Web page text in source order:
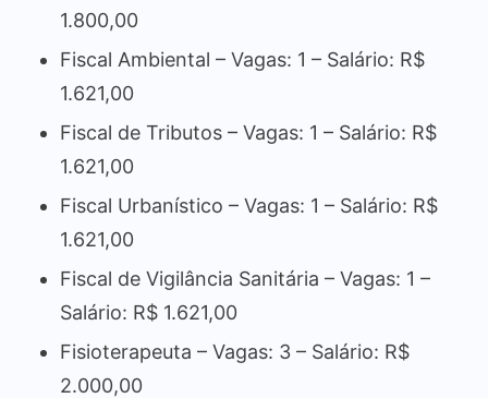
1.800,00
Fiscal Ambiental – Vagas: 1 – Salário: R$
1.621,00
Fiscal de Tributos – Vagas: 1 – Salário: R$
1.621,00
Fiscal Urbanístico – Vagas: 1 – Salário: R$
1.621,00
Fiscal de Vigilância Sanitária – Vagas: 1 –
Salário: R$ 1.621,00
Fisioterapeuta – Vagas: 3 – Salário: R$
2.000,00